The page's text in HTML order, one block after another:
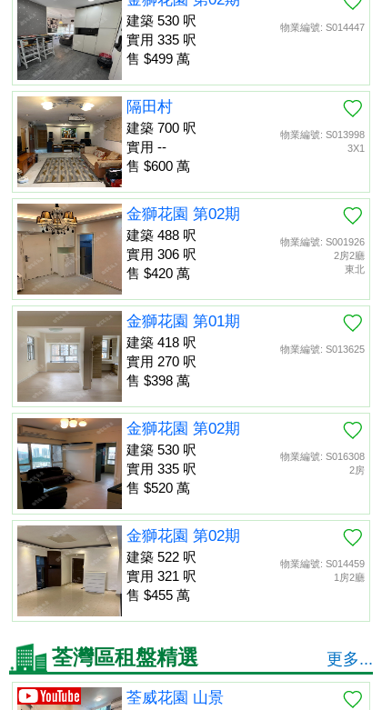
物業編號: S014447
建築 530 呎
實用 335 呎
售 $499 萬
物業編號: S013998
3X1
隔田村
建築 700 呎
實用 --
售 $600 萬
物業編號: S001926
2房2廳
東北
金獅花園 第02期
建築 488 呎
實用 306 呎
售 $420 萬
物業編號: S013625
金獅花園 第01期
建築 418 呎
實用 270 呎
售 $398 萬
物業編號: S016308
2房
金獅花園 第02期
建築 530 呎
實用 335 呎
售 $520 萬
物業編號: S014459
1房2廳
金獅花園 第02期
建築 522 呎
實用 321 呎
售 $455 萬
荃灣區租盤精選 更多...
荃威花園 山景